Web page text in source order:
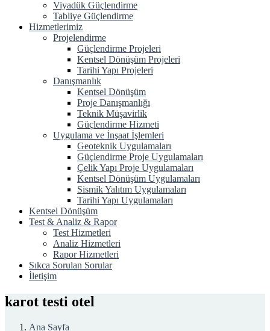
Viyadük Güçlendirme
Tabliye Güçlendirme
Hizmetlerimiz
Projelendirme
Güçlendirme Projeleri
Kentsel Dönüşüm Projeleri
Tarihi Yapı Projeleri
Danışmanlık
Kentsel Dönüşüm
Proje Danışmanlığı
Teknik Müşavirlik
Güçlendirme Hizmeti
Uygulama ve İnşaat İşlemleri
Geoteknik Uygulamaları
Güçlendirme Proje Uygulamaları
Çelik Yapı Proje Uygulamaları
Kentsel Dönüşüm Uygulamaları
Sismik Yalıtım Uygulamaları
Tarihi Yapı Uygulamaları
Kentsel Dönüşüm
Test & Analiz & Rapor
Test Hizmetleri
Analiz Hizmetleri
Rapor Hizmetleri
Sıkca Sorulan Sorular
İletişim
karot testi otel
Ana Sayfa